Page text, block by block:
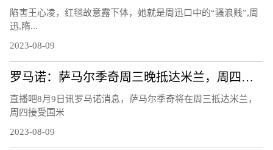
陷害王心凌，红毯故意露下体，她就是周迅口中的“骚浪贱”,周
迅,隋...
2023-08-09
罗马诺：萨马尔季奇周三晚抵达米兰，周四上午接受国米体检
直播吧8月9日讯罗马诺消息，萨马尔季奇将在周三抵达米兰，
周四接受国米
2023-08-09